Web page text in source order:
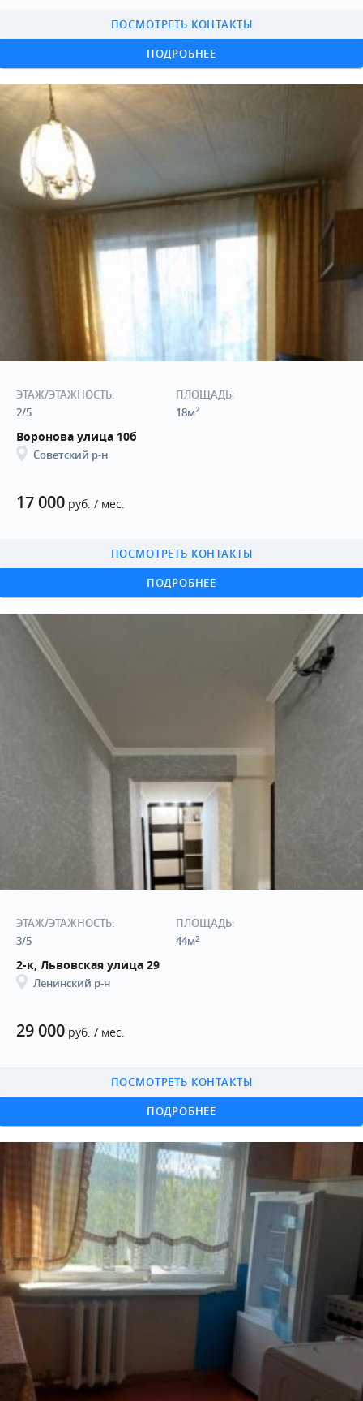
ПОДРОБНЕЕ
ПОСМОТРЕТЬ КОНТАКТЫ
17 000 руб. / мес.
Воронова улица 10б
Советский р-н
ПОДРОБНЕЕ
ПОСМОТРЕТЬ КОНТАКТЫ
ЭТАЖ/ЭТАЖНОСТЬ:
2/5
ПЛОЩАДЬ:
18м2
29 000 руб. / мес.
2-к, Львовская улица 29
Ленинский р-н
ПОДРОБНЕЕ
ПОСМОТРЕТЬ КОНТАКТЫ
ЭТАЖ/ЭТАЖНОСТЬ:
3/5
ПЛОЩАДЬ:
44м2